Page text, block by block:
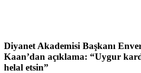
Diyanet Akademisi Başkanı
Kaan’dan açıklama: “Uygur
helal etsin”